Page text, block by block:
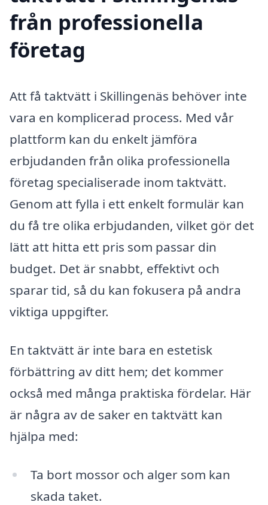
från professionella
företag
Att få taktvätt i Skillingenäs behöver inte
vara en komplicerad process. Med vår
plattform kan du enkelt jämföra
erbjudanden från olika professionella
företag specialiserade inom taktvätt.
Genom att fylla i ett enkelt formulär kan
du få tre olika erbjudanden, vilket gör det
lätt att hitta ett pris som passar din
budget. Det är snabbt, effektivt och
sparar tid, så du kan fokusera på andra
viktiga uppgifter.
En taktvätt är inte bara en estetisk
förbättring av ditt hem; det kommer
också med många praktiska fördelar. Här
är några av de saker en taktvätt kan
hjälpa med:
Ta bort mossor och alger som kan
skada taket.